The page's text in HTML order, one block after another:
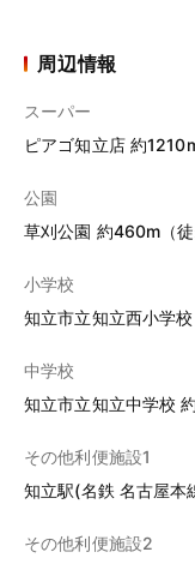
周辺情報
スーパー
ピアゴ知立店 約
公園
草刈公園 約460m（徒
小学校
知立市立知立西小学
中学校
知立市立知立中学校
その他利便施設1
知立駅(名鉄 名古屋本
その他利便施設2